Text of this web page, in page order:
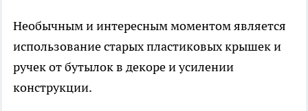
Необычным и интересным моментом является
использование старых пластиковых крышек и
ручек от бутылок в декоре и усилении
конструкции.